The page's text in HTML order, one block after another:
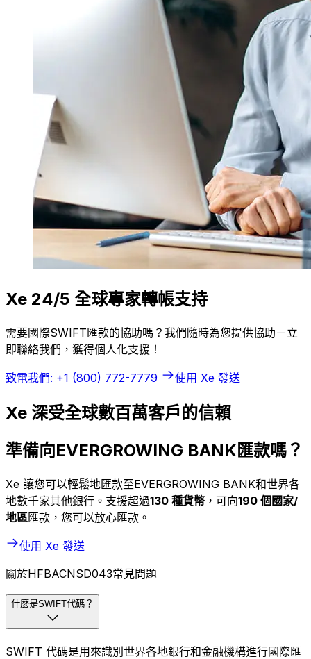
Xe 24/5 全球專家轉帳支持
需要國際SWIFT匯款的協助嗎？我們隨時為您提供協助－立
即聯絡我們，獲得個人化支援！
致電我們: +1 (800) 772-7779 使用 Xe 發送
Xe 深受全球數百萬客戶的信賴
準備向EVERGROWING BANK匯款嗎？
Xe 讓您可以輕鬆地匯款至EVERGROWING BANK和世界各
地數千家其他銀行。支援超過130 種貨幣 ，可向190 個國家/
地區匯款，您可以放心匯款。
使用 Xe 發送
關於HFBACNSD043常見問題
什麼是SWIFT代碼？
SWIFT 代碼是用來識別世界各地銀行和金融機構進行國際匯